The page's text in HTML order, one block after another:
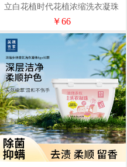
立白花植时代花植浓缩洗衣凝珠
560克(56颗)
￥66